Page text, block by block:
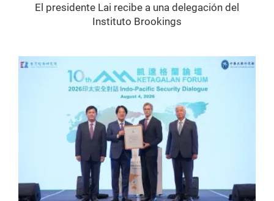
El presidente Lai recibe a una delegación del
Instituto Brookings